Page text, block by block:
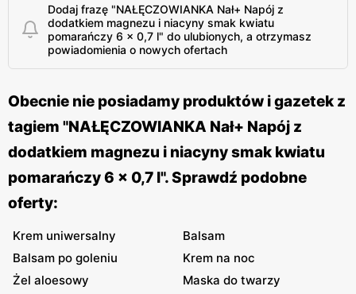
Dodaj frazę "NAŁĘCZOWIANKA Nał+ Napój z
dodatkiem magnezu i niacyny smak kwiatu
pomarańczy 6 x 0,7 l" do ulubionych, a otrzymasz
powiadomienia o nowych ofertach
Obecnie nie posiadamy produktów i gazetek z
tagiem "NAŁĘCZOWIANKA Nał+ Napój z
dodatkiem magnezu i niacyny smak kwiatu
pomarańczy 6 x 0,7 l". Sprawdź podobne
oferty:
Krem uniwersalny
Balsam
Balsam po goleniu
Krem na noc
Żel aloesowy
Maska do twarzy